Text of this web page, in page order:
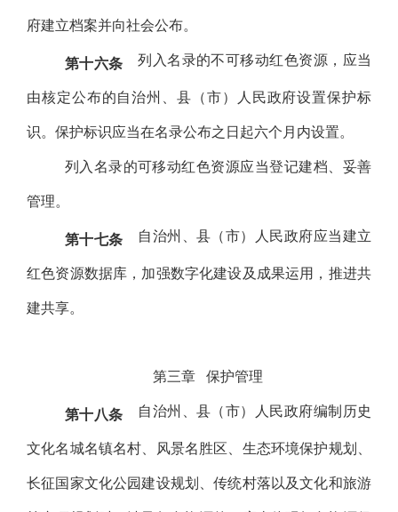
府建立档案并向社会公布。
第十六条 列入名录的不可移动红色资源，应当
由核定公布的自治州、县（市）人民政府设置保护标
识。保护标识应当在名录公布之日起六个月内设置。
列入名录的可移动红色资源应当登记建档、妥善
管理。
第十七条 自治州、县（市）人民政府应当建立
红色资源数据库，加强数字化建设及成果运用，推进共
建共享。
第三章 保护管理
第十八条 自治州、县（市）人民政府编制历史
文化名城名镇名村、风景名胜区、生态环境保护规划、
长征国家文化公园建设规划、传统村落以及文化和旅游